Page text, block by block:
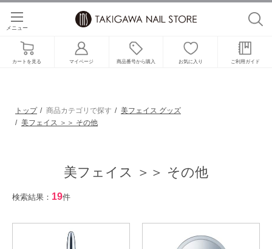
カートを見る マイページ 商品番号から購入 お気に入り ご利用ガイド
メニュー
トップ 商品カテゴリで探す
美フェイス グッズ
美フェイス ＞＞ その他
美フェイス ＞＞ その他
検索結果： 19件